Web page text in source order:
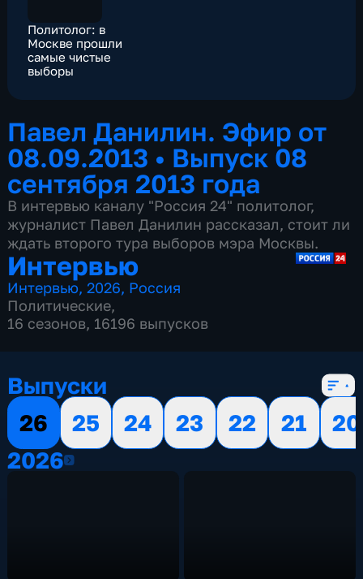
Политолог: в
Москве прошли
самые чистые
выборы
Павел Данилин. Эфир от
08.09.2013 • Выпуск 08
сентября 2013 года
В интервью каналу "Россия 24" политолог,
журналист Павел Данилин рассказал, стоит ли
ждать второго тура выборов мэра Москвы.
Интервью
Интервью,2026, Россия
Политические,
16 сезонов, 16196 выпусков
Выпуски
26
25 24 23 22 21
20
20262026